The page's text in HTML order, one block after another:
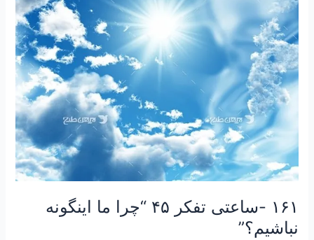
۱۶۱ -ساعتی تفکر ۴۵ “چرا ما اینگونه
نباشیم؟”
اینگونه
نباشیم؟”